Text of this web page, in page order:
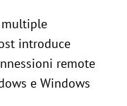
multiple
introduce
remote
e Windows